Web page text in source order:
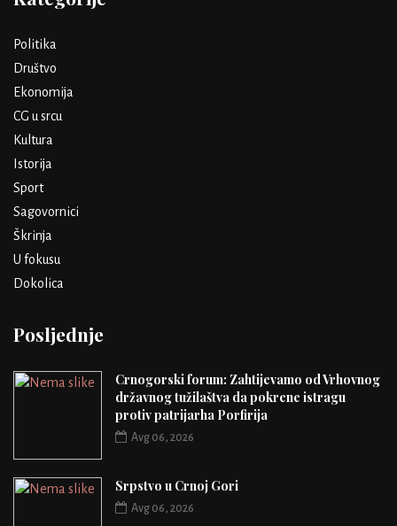
Politika
Društvo
Ekonomija
CG u srcu
Kultura
Istorija
Sport
Sagovornici
Škrinja
U fokusu
Dokolica
Posljednje
Crnogorski forum: Zahtijevamo od Vrhovnog
državnog tužilaštva da pokrene istragu
protiv patrijarha Porfirija
Avg 06, 2026
Srpstvo u Crnoj Gori
Avg 06, 2026